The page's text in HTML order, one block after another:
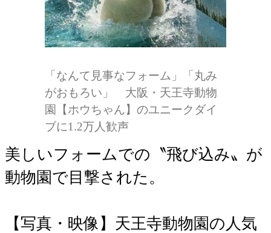
「なんて見事なフォーム」「丸み
がおもろい」 大阪・天王寺動物
園【ホウちゃん】のユニークダイ
ブに1.2万人歓声
美しいフォームでの〝飛び込み〟が
動物園で目撃された。
【写真・映像】天王寺動物園の人気